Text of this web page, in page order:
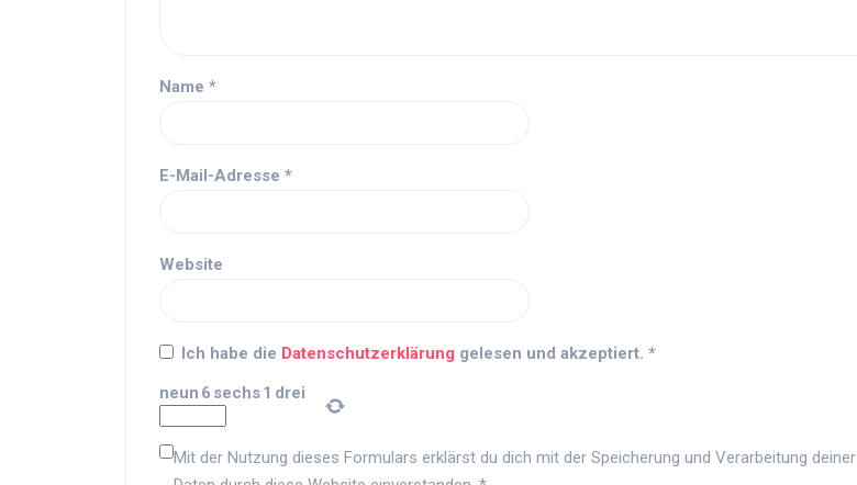
Name *
E-Mail-Adresse *
Website
Ich habe die Datenschutzerklärung gelesen und akzeptiert. *
neun 6 sechs1 drei
Mit der Nutzung dieses Formulars erklärst du dich mit der Speicherung und Verarbeitung deiner